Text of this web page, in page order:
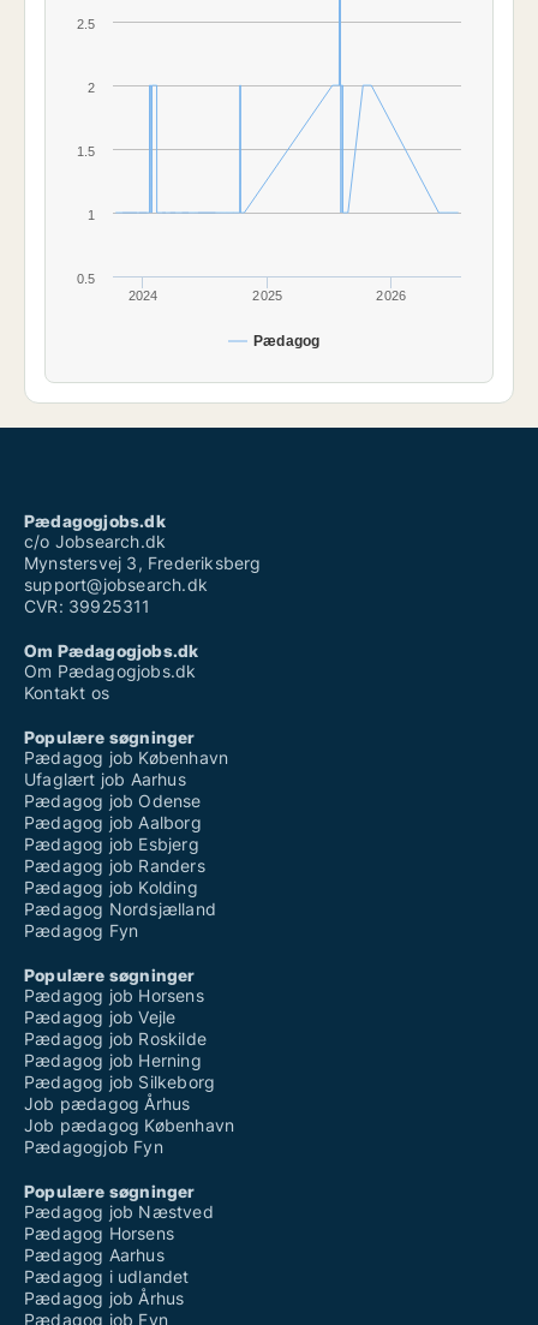
Pædagog
2024 2025 2026
0.5
1
1.5
2
2.5
Pædagogjobs.dk
c/o Jobsearch.dk
Mynstersvej 3, Frederiksberg
support@jobsearch.dk
CVR: 39925311
Om Pædagogjobs.dk
Om Pædagogjobs.dk
Kontakt os
Populære søgninger
Pædagog job København
Ufaglært job Aarhus
Pædagog job Odense
Pædagog job Aalborg
Pædagog job Esbjerg
Pædagog job Randers
Pædagog job Kolding
Pædagog Nordsjælland
Pædagog Fyn
Populære søgninger
Pædagog job Horsens
Pædagog job Vejle
Pædagog job Roskilde
Pædagog job Herning
Pædagog job Silkeborg
Job pædagog Århus
Job pædagog København
Pædagogjob Fyn
Populære søgninger
Pædagog job Næstved
Pædagog Horsens
Pædagog Aarhus
Pædagog i udlandet
Pædagog job Århus
Pædagog job Fyn